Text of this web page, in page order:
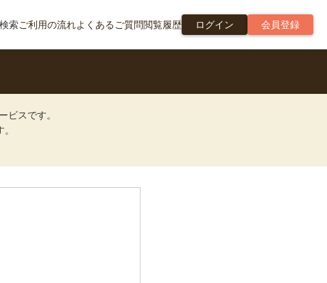
索ご利用の流れよくあるご質問閲覧履歴 ログイン 会員登録
ビスです。